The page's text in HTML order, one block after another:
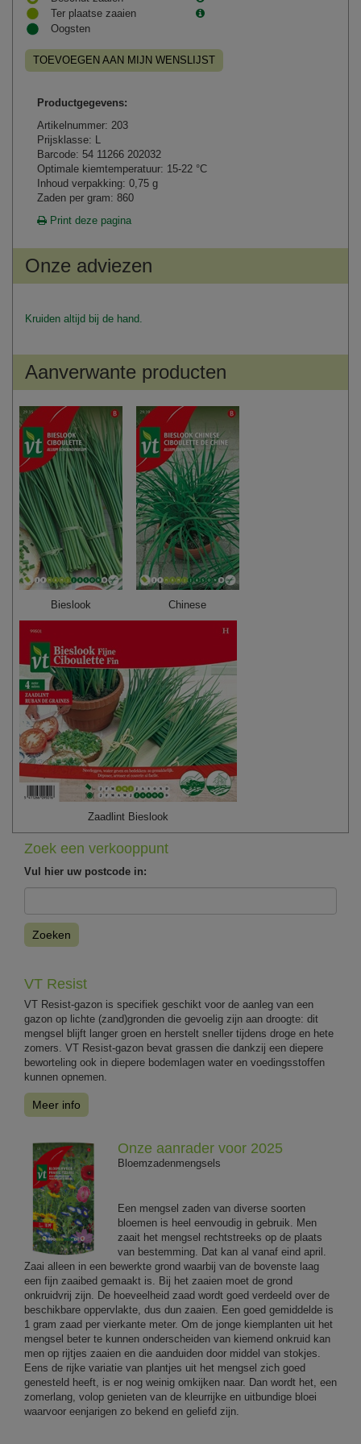
Ter plaatse zaaien
Oogsten
TOEVOEGEN AAN MIJN WENSLIJST
Productgegevens:
Artikelnummer: 203
Prijsklasse: L
Barcode: 54 11266 202032
Optimale kiemtemperatuur: 15-22 °C
Inhoud verpakking: 0,75 g
Zaden per gram: 860
Print deze pagina
Onze adviezen
Kruiden altijd bij de hand.
Aanverwante producten
Bieslook Chinese
Zaadlint Bieslook
Zoek een verkooppunt
Vul hier uw postcode in:
Zoeken
VT Resist
VT Resist-gazon is specifiek geschikt voor de aanleg van een
gazon op lichte (zand)gronden die gevoelig zijn aan droogte: dit
mengsel blijft langer groen en herstelt sneller tijdens droge en hete
zomers. VT Resist-gazon bevat grassen die dankzij een diepere
beworteling ook in diepere bodemlagen water en voedingsstoffen
kunnen opnemen.
Meer info
Onze aanrader voor 2025
Bloemzadenmengsels
Een mengsel zaden van diverse soorten
bloemen is heel eenvoudig in gebruik. Men
zaait het mengsel rechtstreeks op de plaats
van bestemming. Dat kan al vanaf eind april.
Zaai alleen in een bewerkte grond waarbij van de bovenste laag
een fijn zaaibed gemaakt is. Bij het zaaien moet de grond
onkruidvrij zijn. De hoeveelheid zaad wordt goed verdeeld over de
beschikbare oppervlakte, dus dun zaaien. Een goed gemiddelde is
1 gram zaad per vierkante meter. Om de jonge kiemplanten uit het
mengsel beter te kunnen onderscheiden van kiemend onkruid kan
men op rijtjes zaaien en die aanduiden door middel van stokjes.
Eens de rijke variatie van plantjes uit het mengsel zich goed
genesteld heeft, is er nog weinig omkijken naar. Dan wordt het, een
zomerlang, volop genieten van de kleurrijke en uitbundige bloei
waarvoor eenjarigen zo bekend en geliefd zijn.